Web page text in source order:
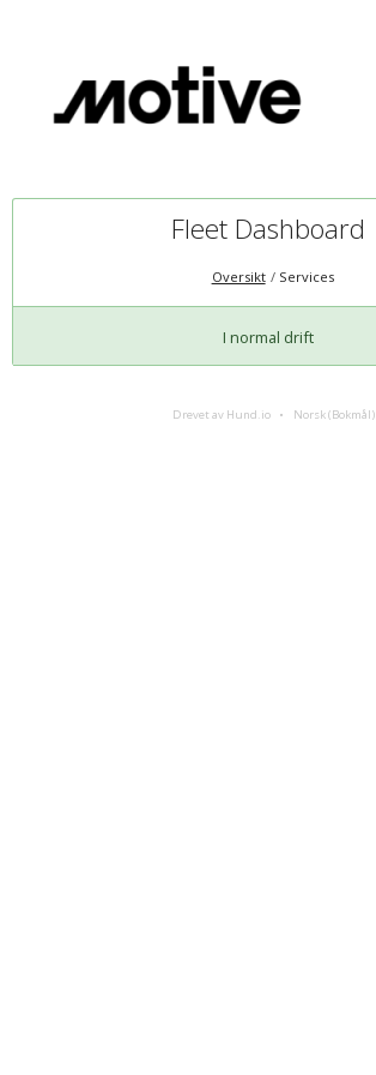
Fleet Dashboard
Oversikt Services
I normal drift
Drevet av Hund.io Norsk (Bokmål)